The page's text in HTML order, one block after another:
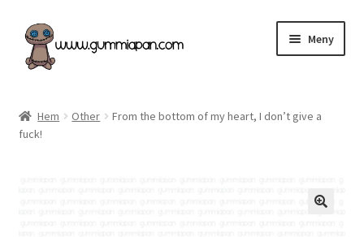
Hoppa
till
navigering
Hoppa
till
innehåll
Meny
Kategorier
Hem Other
From the bottom of my heart, I don’t give a
fuck!